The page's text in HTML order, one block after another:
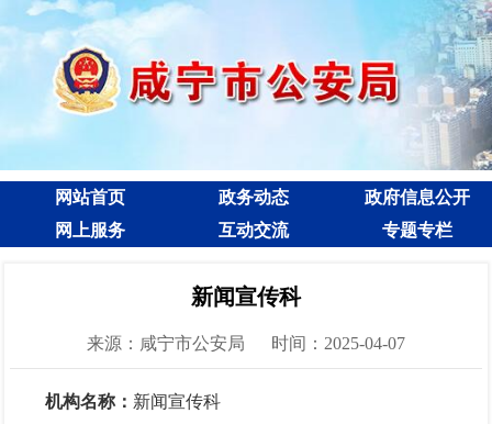
网站首页 政务动态
政府信息公开
网上服务
互动交流 专题专栏
新闻宣传科
来源：咸宁市公安局 时间：2025-04-07
机构名称： 新闻宣传科